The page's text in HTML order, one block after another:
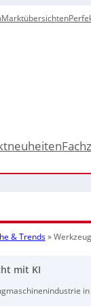
Marktübersichten
& Trends»
mit KI